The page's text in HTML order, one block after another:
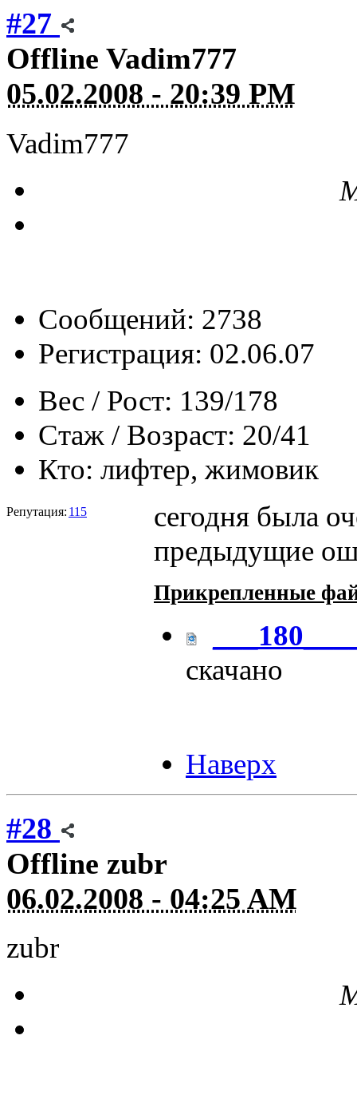
#27
Offline Vadim777
05.02.2008 - 20:39 PM
Vadim777
Сообщений: 2738
Регистрация: 02.06.07
Вес / Рост: 139/178
Стаж / Возраст: 20/41
Кто: лифтер, жимовик
Репутация: 115
сегодня была
предыдущие
Прикрепленные
скачано
Наверх
#28
Offline zubr
06.02.2008 - 04:25 AM
zubr